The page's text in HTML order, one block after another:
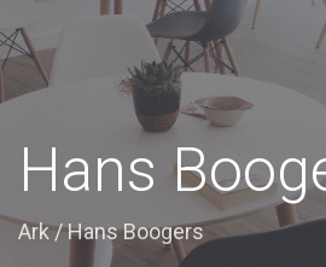
Hans
Ark/Hans Boogers